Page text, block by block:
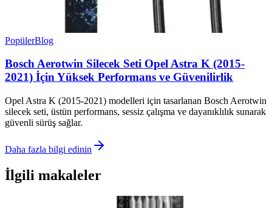
PopülerBlog
Bosch Aerotwin Silecek Seti Opel Astra K (2015-
2021) İçin Yüksek Performans ve Güvenilirlik
Opel Astra K (2015-2021) modelleri için tasarlanan Bosch Aerotwin
silecek seti, üstün performans, sessiz çalışma ve dayanıklılık sunarak
güvenli sürüş sağlar.
Daha fazla bilgi edinin
İlgili makaleler